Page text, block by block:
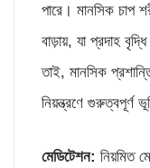
পারে। মানসিক চাপ
বাড়ায়, যা প্রদাহ
তাই, মানসিক
নিয়ন্ত্রণে গুরুত্বপূর্ণ
মেডিটেশন: নিয়মিত